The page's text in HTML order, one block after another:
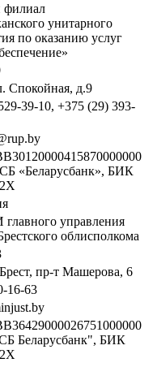
филиал
унитарного
по оказанию услуг
Спокойная, д.9
39-10, +375 (29) 393-
«Беларусбанк», БИК
управления
облисполкома
пр-т Машерова, 6
16-63
Беларусбанк", БИК